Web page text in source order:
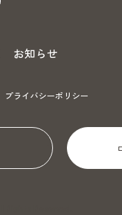
お知らせ
プライバシーポリシー